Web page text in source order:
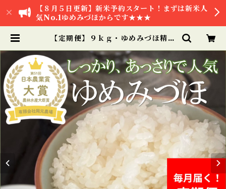
【８月５日更新】新米予約スタート！まずは新米人
気No.1ゆめみづほからです★★★
【定期便】９ｋｇ・ゆめみづほ精白
米と加賀丸いも 岡元農場